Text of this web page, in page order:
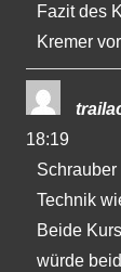
Fazit des
Kremer
18:19
Technik
Beide
würde